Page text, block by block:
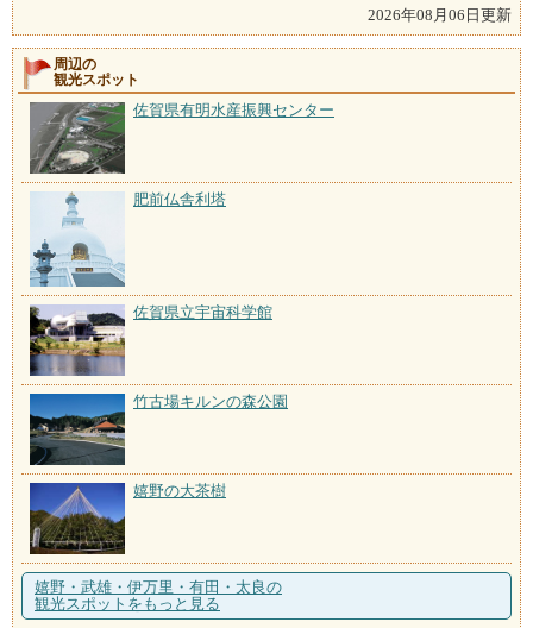
2026年08月06日更新
周辺の
観光スポット
佐賀県有明水産振興センター
肥前仏舎利塔
佐賀県立宇宙科学館
竹古場キルンの森公園
嬉野の大茶樹
嬉野・武雄・伊万里・有田・太良の
観光スポットをもっと見る